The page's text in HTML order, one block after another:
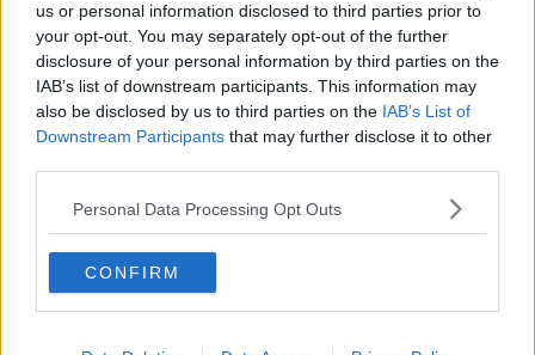
us or personal information disclosed to third parties prior to
your opt-out. You may separately opt-out of the further
disclosure of your personal information by third parties on the
IAB’s list of downstream participants. This information may
also be disclosed by us to third parties on the IAB’s List of
Downstream Participants that may further disclose it to other
Personal Data Processing Opt Outs
CONFIRM
“Inaccettabili e indegni di una dialettica democratica tra le parti i
post su facebook contro l’assessore Giovanni Bettarini” ha replicato
il capogruppo Pd in Consiglio comunaleAngelo Bassiche
condanna i post scritti da Roberto Cassigoli della Filt-Cgil sul social
network nei quali augura all’assessore Bettarini di fare la fine di San
Lorenzo.
“Le escursioni termiche delle ultime ore devono aver fatto un brutto
scherzo a Cassigoli che prima augura all’assessore, ex sindaco di
Borgo San Lorenzo, di fare la fine del santo che oggi viene
come il santo finì sulla graticola. Affermazioni pesanti – commenta
ancora il capogruppo Pd Bassi – e assolutamente fuori luogo. Mi
domando perché Cassigoli abbia preso a pretesto la festa di San